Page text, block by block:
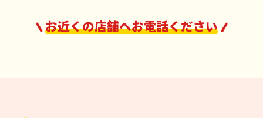
お近くの店舗へお電話ください